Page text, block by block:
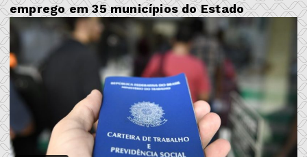
emprego em 35 municípios do Estado